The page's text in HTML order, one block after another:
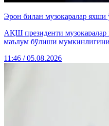
Эрон билан музокаралар
АҚШ президенти музокаралар
маълум бўлиши
11:46 / 05.08.2026